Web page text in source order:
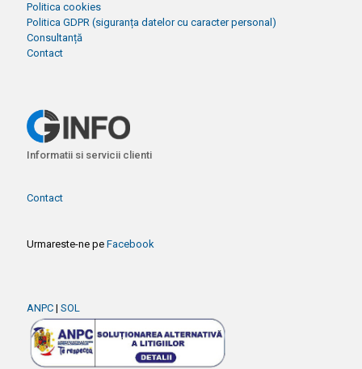
Politica cookies
Politica GDPR (siguranța datelor cu caracter personal)
Consultanță
Contact
Informatii si servicii clienti
Contact
Urmareste-ne pe Facebook
ANPC | SOL